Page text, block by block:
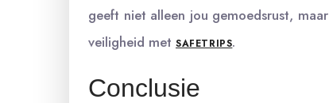
geeft niet alleen jou gemoedsrust,
veiligheid met SAFETRIPS.
Conclusie